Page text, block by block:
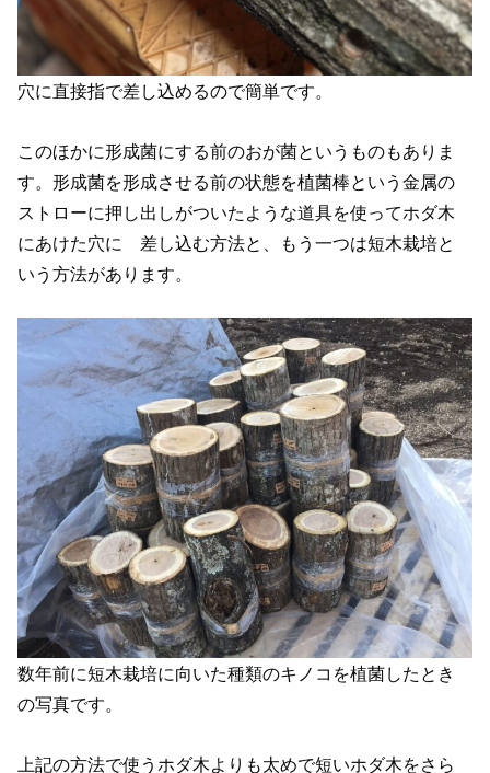
穴に直接指で差し込めるので簡単です。
このほかに形成菌にする前のおが菌というものもありま
す。形成菌を形成させる前の状態を植菌棒という金属の
ストローに押し出しがついたような道具を使ってホダ木
にあけた穴に 差し込む方法と、もう一つは短木栽培と
いう方法があります。
数年前に短木栽培に向いた種類のキノコを植菌したとき
の写真です。
上記の方法で使うホダ木よりも太めで短いホダ木をさら